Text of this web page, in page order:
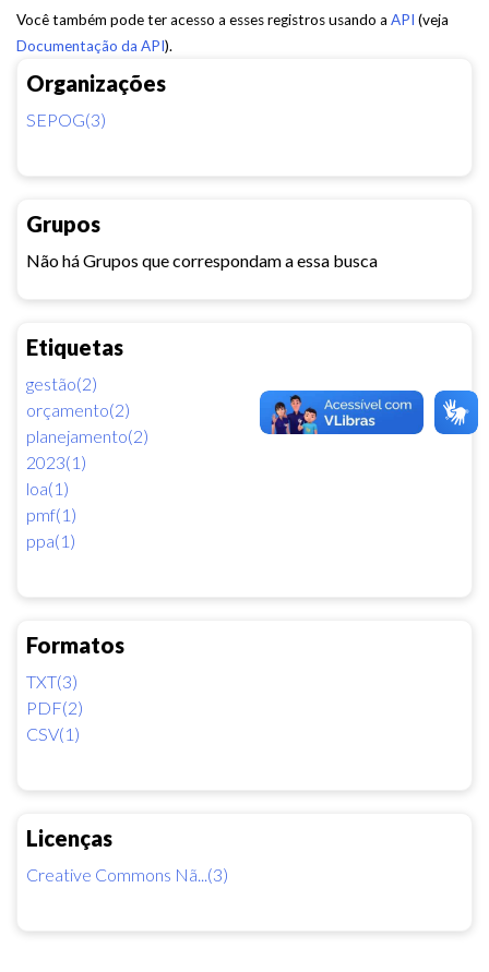
Organizações
SEPOG(3)
Grupos
Não há Grupos que correspondam a essa busca
Etiquetas
gestão(2)
orçamento(2)
planejamento(2)
2023(1)
loa(1)
pmf(1)
ppa(1)
Formatos
TXT(3)
PDF(2)
CSV(1)
Licenças
Creative Commons Nã...(3)
Você também pode ter acesso a esses registros usando a API (veja
Documentação da API).